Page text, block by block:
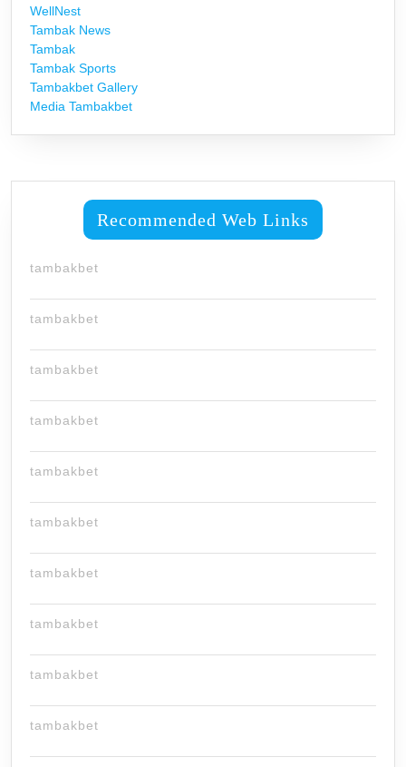
WellNest
Tambak News
Tambak
Tambak Sports
Tambakbet Gallery
Media Tambakbet
Recommended Web Links
tambakbet
tambakbet
tambakbet
tambakbet
tambakbet
tambakbet
tambakbet
tambakbet
tambakbet
tambakbet